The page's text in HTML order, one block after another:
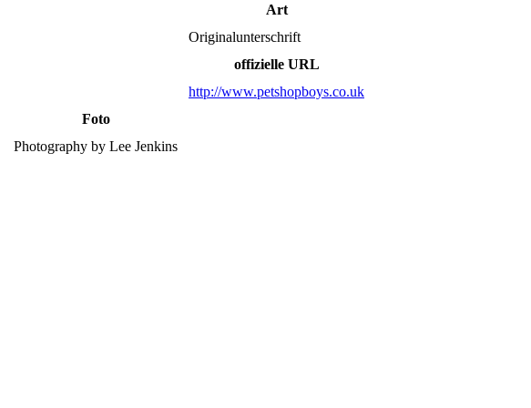
Art
Originalunterschrift
offizielle URL
http://www.petshopboys.co.uk
Foto
Photography by Lee Jenkins